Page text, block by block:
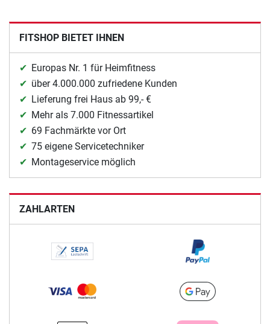
FITSHOP BIETET IHNEN
Europas Nr. 1 für Heimfitness
über 4.000.000 zufriedene Kunden
Lieferung frei Haus ab 99,- €
Mehr als 7.000 Fitnessartikel
69 Fachmärkte vor Ort
75 eigene Servicetechniker
Montageservice möglich
ZAHLARTEN